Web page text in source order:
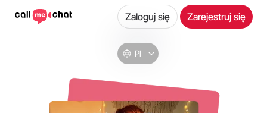
Pl
Zaloguj się Zarejestruj się